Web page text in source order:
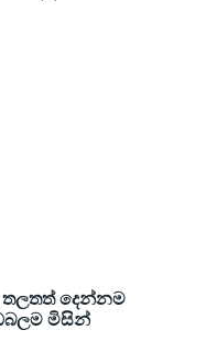
දෙන්නම
මිසින්